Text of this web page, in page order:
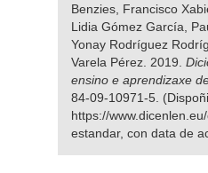
Benzies, Francisco
Lidia Gómez García,
Yonay Rodríguez
Varela Pérez. 2019.
ensino e aprendizaxe
84-09-10971-5.
https://
estandar, con data de